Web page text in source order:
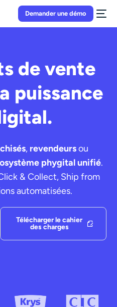
Demander une démo
de vente
puissance
, revendeursou
phygital unifié.
& Collect, Ship from
automatisées.
Télécharger le cahier
des charges